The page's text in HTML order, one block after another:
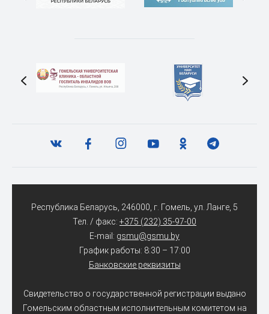
Республика Беларусь, 246000, г. Гомель, ул. Ланге, 5
Тел. / факс: +375 (232) 35-97-00
E-mail: gsmu@gsmu.by
График работы: 8:30 – 17:00
Банковские реквизиты
Свидетельство о государственной регистрации выдано
Гомельским областным исполнительным комитетом на